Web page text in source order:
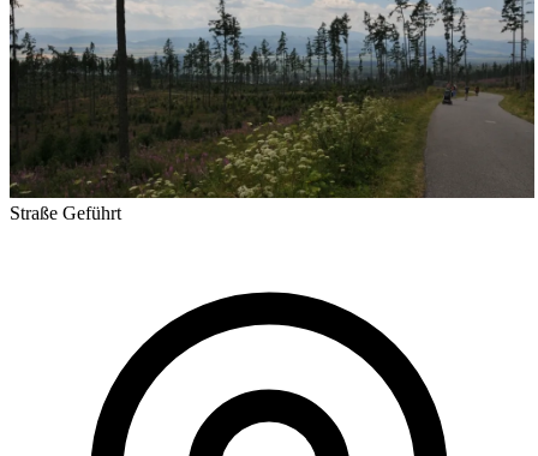
Straße Geführt